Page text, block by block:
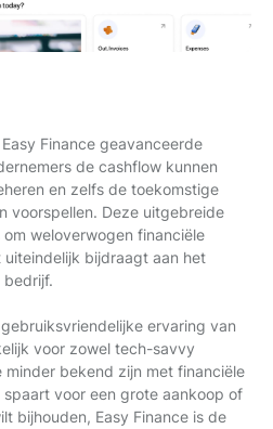
Finance geavanceerde
de cashflow kunnen
en zelfs de toekomstige
voorspellen. Deze uitgebreide
weloverwogen financiële
uiteindelijk bijdraagt aan het
bedrijf.
ervaring van
voor zowel tech-savvy
bekend zijn met financiële
voor een grote aankoop of
bijhouden, Easy Finance is de